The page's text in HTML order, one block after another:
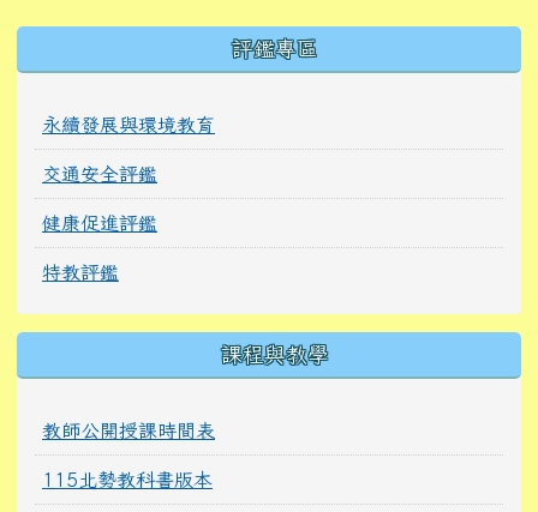
評鑑專區
永續發展與環境教育
交通安全評鑑
健康促進評鑑
特教評鑑
課程與教學
教師公開授課時間表
115北勢教科書版本